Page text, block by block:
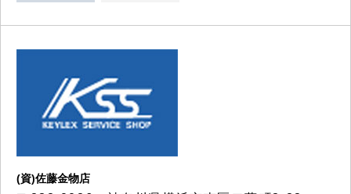
(資)佐藤金物店